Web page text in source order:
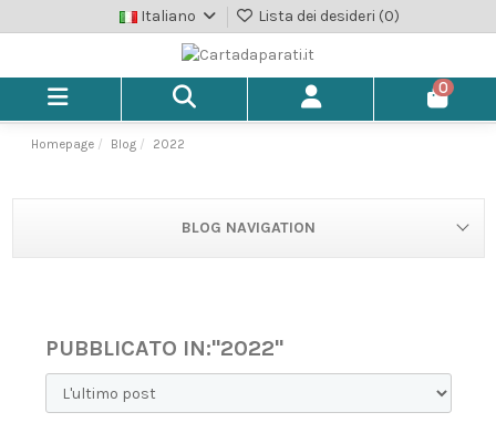
Italiano Lista dei desideri (0)
0
Homepage Blog 2022
BLOG NAVIGATION
PUBBLICATO IN:"2022"